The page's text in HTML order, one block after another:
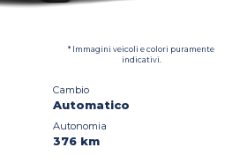
* Immagini veicoli e colori puramente
indicativi.
Cambio
Automatico
Autonomia
376 km